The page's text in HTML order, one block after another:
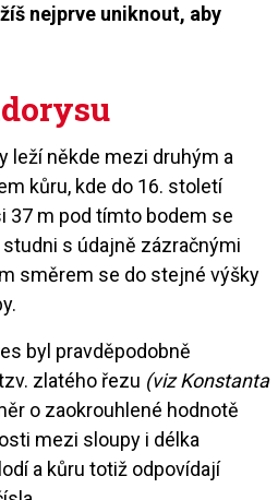
nejprve uniknout, aby
leží někde mezi druhým a
kůru, kde do 16. století
37 m pod tímto bodem se
s údajně zázračnými
směrem se do stejné výšky
byl pravděpodobně
zlatého řezu (viz Konstanta
o zaokrouhlené hodnotě
mezi sloupy i délka
a kůru totiž odpovídají